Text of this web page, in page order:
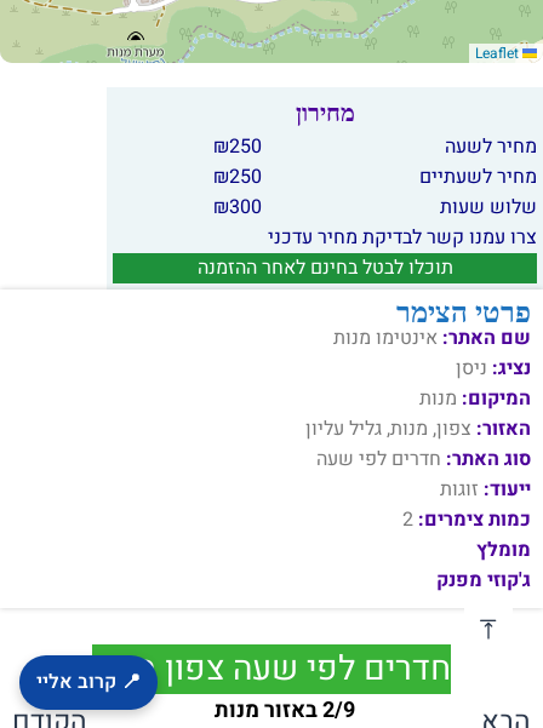
מחירון
מחיר לשעה 250
₪
מחיר לשעתיים
250
₪
שלוש שעות
300
₪
צרו עמנו קשר לבדיקת מחיר עדכני
תוכלו לבטל בחינם לאחר ההזמנה
פרטי הצימר
שם האתר: אינטימו מנות
נציג: ניסן
המיקום: מנות
האזור: צפון, מנות, גליל עליון
סוג האתר: חדרים לפי שעה
ייעוד: זוגות
כמות צימרים: 2
מומלץ
ג'קוזי מפנק
חדרים לפי שעה צפון מנות
2/9 באזור מנות
📍 קרוב אליי